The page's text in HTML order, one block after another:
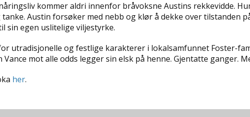
kommer aldri innenfor bråvoksne Austins rekkevidde.
Austin forsøker med nebb og klør å dekke over tilstanden
sin egen uslitelige viljestyrke.
utradisjonelle og festlige karakterer i lokalsamfunnet Foster-
Vance mot alle odds legger sin elsk på henne. Gjentatte ganger.
her.